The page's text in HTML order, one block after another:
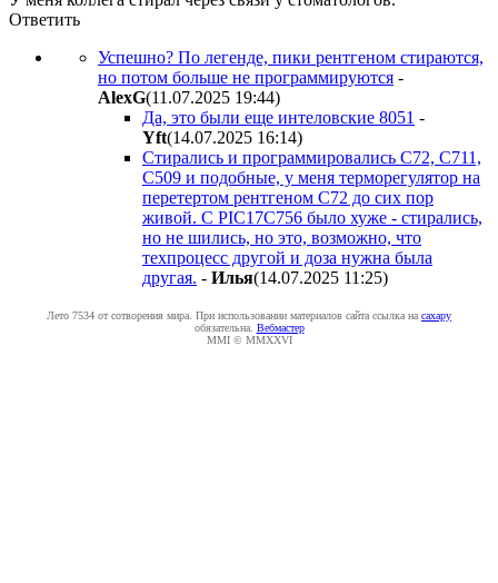
Ответить
Успешно? По легенде, пики рентгеном стираются,
но потом больше не программируются -
AlexG(11.07.2025 19:44)
Да, это были еще интеловские 8051 -
Yft(14.07.2025 16:14)
Стирались и программировались С72, С711,
С509 и подобные, у меня терморегулятор на
перетертом рентгеном С72 до сих пор
живой. С PIC17C756 было хуже - стирались,
но не шились, но это, возможно, что
техпроцесс другой и доза нужна была
другая. - Илья(14.07.2025 11:25)
Лето 7534 от сотворения мира. При использовании материалов сайта ссылка на caxapу
обязательна. Вебмастер
MMI © MMXXVI